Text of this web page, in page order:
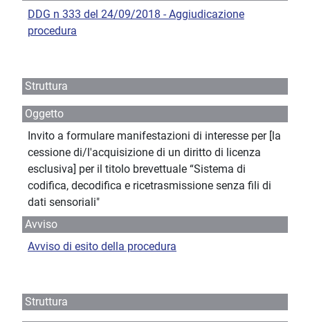
DDG n 333 del 24/09/2018 - Aggiudicazione
procedura
Struttura
Oggetto
Invito a formulare manifestazioni di interesse per [la
cessione di/l'acquisizione di un diritto di licenza
esclusiva] per il titolo brevettuale “Sistema di
codifica, decodifica e ricetrasmissione senza fili di
dati sensoriali"
Avviso
Avviso di esito della procedura
Struttura